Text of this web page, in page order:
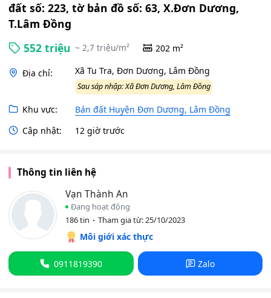
đất số: 223, tờ bản đồ số: 63, X.Đơn Dương,
T.Lâm Đồng
552 triệu ~ 2,7 triệu/m² 202 m²
Địa chỉ: Xã Tu Tra, Đơn Dương, Lâm Đồng
Sau sáp nhập: Xã Đơn Dương, Lâm Đồng
Khu vực:
Bán đất Huyện Đơn Dương, Lâm Đồng
Cập nhật:
12 giờ trước
Thông tin liên hệ
Vạn Thành An
Đang hoạt động
186 tin
Tham gia từ: 25/10/2023
Môi giới xác thực
0911819390 Zalo